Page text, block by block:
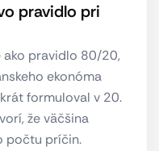
pravidlo pri
ako pravidlo 80/20,
ekonóma
formuloval v 20.
že väčšina
počtu príčin.